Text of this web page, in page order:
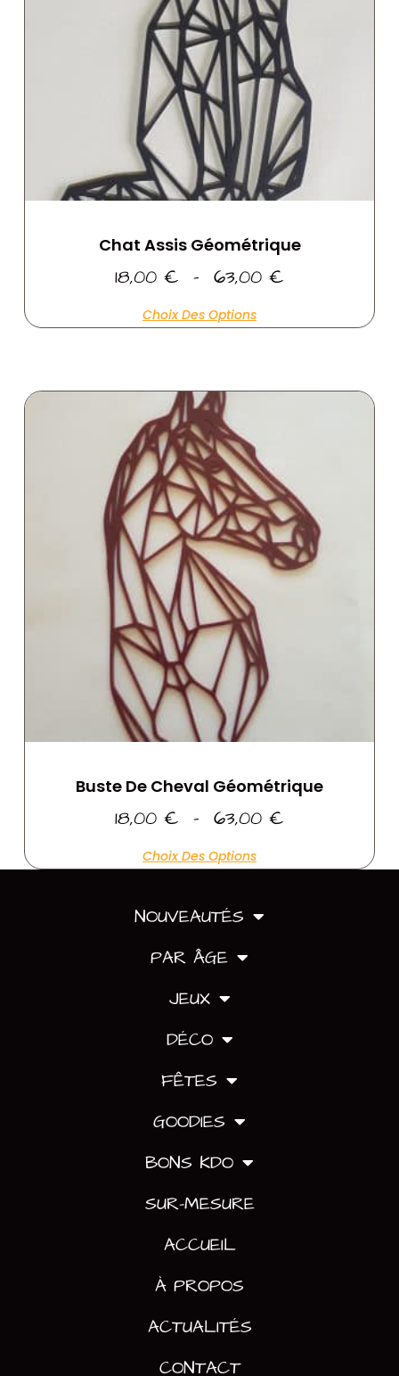
Chat Assis Géométrique
18,00 € – 63,00 €
Choix Des Options
Buste De Cheval Géométrique
18,00 € – 63,00 €
Choix Des Options
NOUVEAUTÉS
PAR ÂGE
JEUX
DÉCO
FÊTES
GOODIES
BONS KDO
SUR-MESURE
ACCUEIL
À PROPOS
ACTUALITÉS
CONTACT